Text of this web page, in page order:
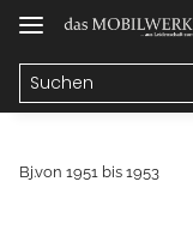
Bj.von 1951 bis 1953